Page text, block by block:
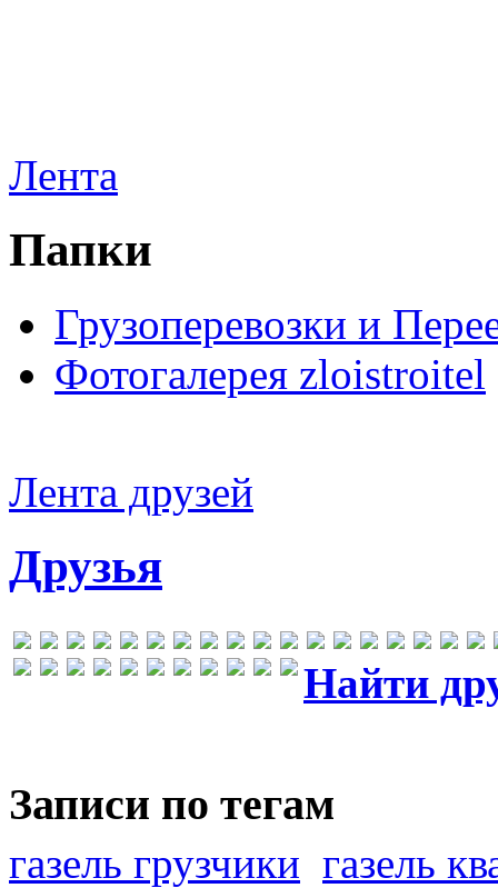
Лента
Папки
Грузоперевозки и
Фотогалерея zloistroitel
Лента друзей
Друзья
Найти
Записи по тегам
газель грузчики газель